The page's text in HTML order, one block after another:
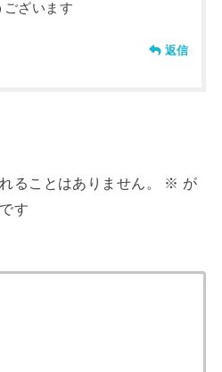
ございます
返信
ることはありません。 ※ が
す